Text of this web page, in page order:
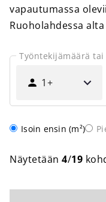
vapautumassa
Ruoholahdessa
Työntekijämäärä
MONELLE
HENKILÖLLE?
1+
Järjestys
Isoin ensin (m²)
Näytetään 4/19